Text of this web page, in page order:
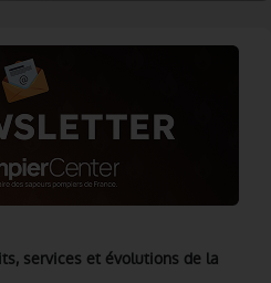
services et évolutions de la